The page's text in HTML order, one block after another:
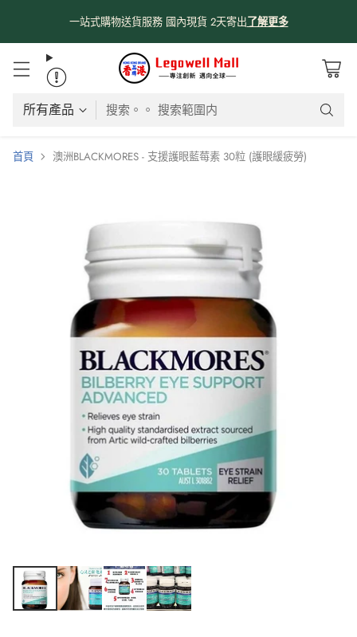
係時候分享吓我哋由採購、物流、購物網站、送貨嘅流程俾大家知啦😊
😊！ 了解更多
搜索。。 搜索範圍内
首頁 澳洲BLACKMORES - 支援護眼藍莓素 30粒 (護眼緩疲勞)